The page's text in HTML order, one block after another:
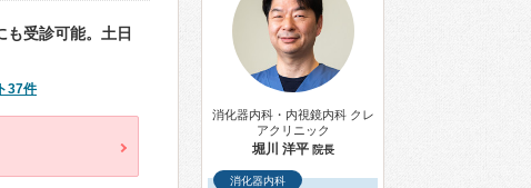
受診可能。土日
37件
消化器内科・内視鏡内科 クレ
アクリニック
堀川 洋平 院長
消化器内科